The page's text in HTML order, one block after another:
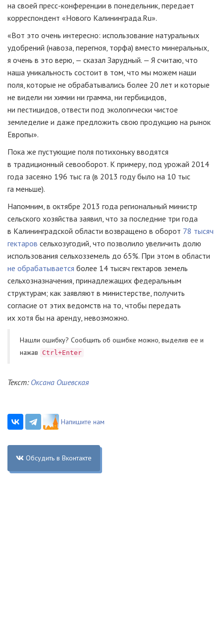
на своей пресс-конференции в понедельник, передает
корреспондент «Нового Калининграда.Ru».
«Вот это очень интересно: использование натуральных
удобрений (навоза, перегноя, торфа) вместо минеральных,
я очень в это верю, — сказал Зарудный. — Я считаю, что
наша уникальность состоит в том, что мы можем наши
поля, которые не обрабатывались более 20 лет и которые
не видели ни химии ни грамма, ни гербицидов,
ни пестицидов, отвести под экологически чистое
земледелие и даже предложить свою продукцию на рынок
Европы».
Пока же пустующие поля потихоньку вводятся
в традиционный севооборот. К примеру, под урожай 2014
года засеяно 196 тыс га (в 2013 году было на 10 тыс
га меньше).
Напомним, в октябре 2013 года региональный министр
сельского хозяйства заявил, что за последние три года
в Калининградской области возвращено в оборот 78 тысяч
гектаров сельхозугодий, что позволило увеличить долю
использования сельхозземель до 65%. При этом в области
не обрабатывается более 14 тысяч гектаров земель
сельхозназначения, принадлежащих федеральным
структурам; как заявляют в министерстве, получить
согласие от этих ведомств на то, чтобы передать
их хотя бы на аренду, невозможно.
Нашли ошибку? Cообщить об ошибке можно, выделив ее и
нажав
Ctrl+Enter
Текст: Оксана Ошевская
Напишите нам
Обсудить в Вконтакте